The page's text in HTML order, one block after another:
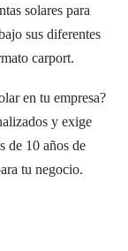
solares para
sus diferentes
carport.
en tu empresa?
y exige
de 10 años de
tu negocio.